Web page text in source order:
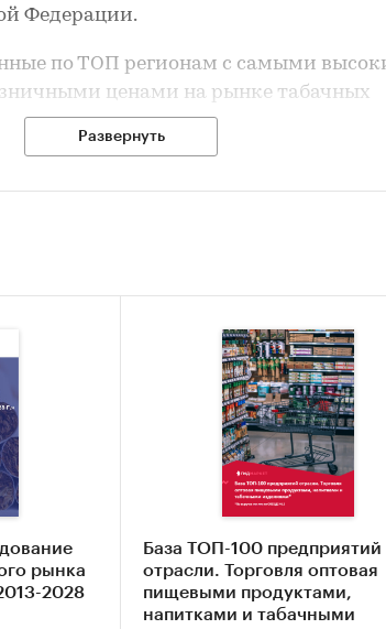
Федерации.
по ТОП регионам с самыми
ценами на рынке табачных
изделий по России, структура
табачных изделий, их
– выручка, прибыль, рентабельность
данные.
Пищевая промышленность / Табачные
Развернуть
рынка
2028
База ТОП-100 предприятий
отрасли. Торговля оптовая
пищевыми продуктами,
напитками и табачными